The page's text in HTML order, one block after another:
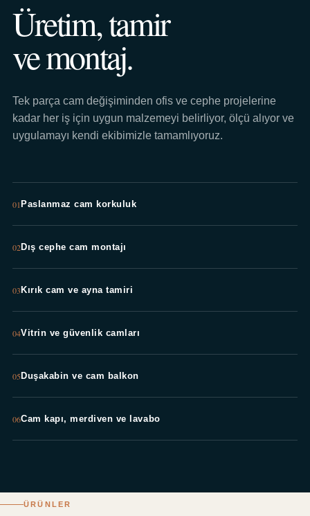
Üretim, tamir
ve montaj.
Tek parça cam değişiminden ofis ve cephe projelerine
kadar her iş için uygun malzemeyi belirliyor, ölçü alıyor ve
uygulamayı kendi ekibimizle tamamlıyoruz.
01Paslanmaz cam korkuluk
02Dış cephe cam montajı
03Kırık cam ve ayna tamiri
04Vitrin ve güvenlik camları
05Duşakabin ve cam balkon
06Cam kapı, merdiven ve lavabo
ÜRÜNLER